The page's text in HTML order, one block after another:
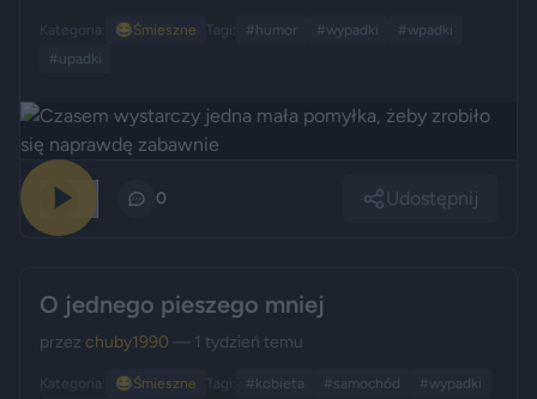
Kategoria: 😂Śmieszne Tagi: #humor #wypadki
#wpadki
#upadki
0 Udostępnij
O jednego pieszego mniej
przez chuby1990 — 1 tydzień temu
Kategoria: 😂Śmieszne Tagi: #kobieta #samochód
#wypadki